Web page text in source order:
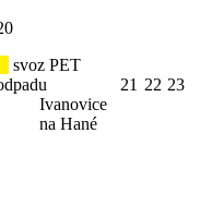
svoz PET
Ivanovice
na Hané
21 22 23